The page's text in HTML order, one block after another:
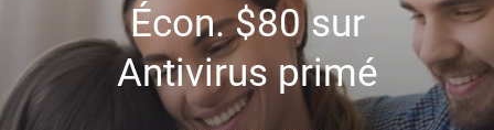
Écon.$80sur
Antivirus primé